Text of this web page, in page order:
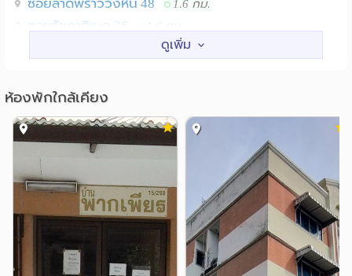
ซอยลาดพร้าววังหิน 48 1.6 กม.
ซอยรัชดาภิเษก 36
ม.เซนต์จอห์น
รร.กุนนทีรุทธารามวิทยาคม 3.1 กม.
สถาบันการบินพลเรือน 3.1 กม.
รร.บดินทรเดชา 3 ม.หอการค้า 3.9 กม.
แหล่งช๊อปปิ้ง
โฮมโปรลาดพร้าว 1.4 กม.
เดอะ เชลเตอร์ โชคชัย 4 1.9 กม.
เทสโก้โลตัส วังหิน 2.0 กม.
ห้องพักใกล้เคียง